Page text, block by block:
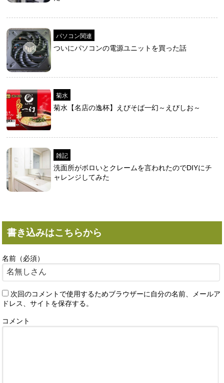
パソコン関連
ついにパソコンの電源ユニットを買った話
菊水
菊水【名店の逸杯】えびそば一幻～えびしお～
雑記
洗面所がボロいとクレームを言われたのでDIYにチ
ャレンジしてみた
書き込みはこちらから
名前（必須）
次回のコメントで使用するためブラウザーに自分の名前、メールア
ドレス、サイトを保存する。
コメント